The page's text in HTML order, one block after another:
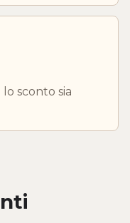
sconto sia